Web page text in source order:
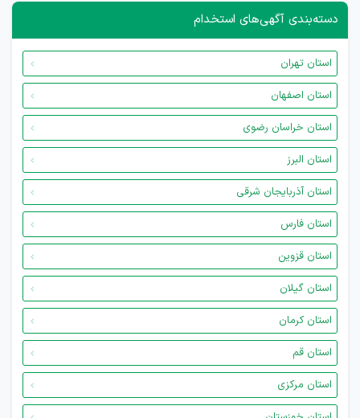
دسته‌بندی آگهی‌های استخدام
استان تهران
استان اصفهان
استان خراسان رضوی
استان البرز
استان آذربایجان شرقی
استان فارس
استان قزوین
استان گیلان
استان کرمان
استان قم
استان مرکزی